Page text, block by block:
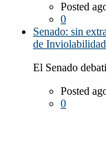
Posted
0
Senado: sin
de
El Senado
Posted
0